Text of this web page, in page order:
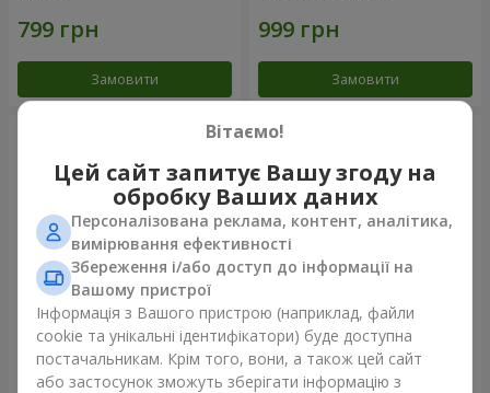
Замовити Замовити
Фонтан куль "Небо" Фонтан куль "Рожеве
золото"
Вітаємо!
Цей сайт запитує Вашу згоду на
обробку Ваших даних
Персоналізована реклама, контент, аналітика,
вимірювання ефективності
Збереження і/або доступ до інформації на
Вашому пристрої
Інформація з Вашого пристрою (наприклад, файли
cookie та унікальні ідентифікатори) буде доступна
постачальникам. Крім того, вони, а також цей сайт
або застосунок зможуть зберігати інформацію з